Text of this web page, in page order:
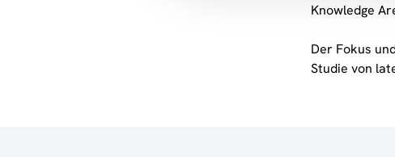
Knowledge
Der Fokus
Studie von